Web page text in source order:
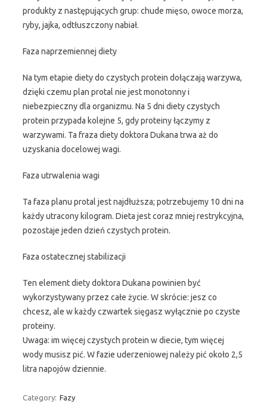
produkty z następujących grup: chude mięso, owoce morza,
ryby, jajka, odtłuszczony nabiał.
Faza naprzemiennej diety
Na tym etapie diety do czystych protein dołączają warzywa,
dzięki czemu plan protal nie jest monotonny i
niebezpieczny dla organizmu. Na 5 dni diety czystych
protein przypada kolejne 5, gdy proteiny łączymy z
warzywami. Ta fraza diety doktora Dukana trwa aż do
uzyskania docelowej wagi.
Faza utrwalenia wagi
Ta faza planu protal jest najdłuższa; potrzebujemy 10 dni na
każdy utracony kilogram. Dieta jest coraz mniej restrykcyjna,
pozostaje jeden dzień czystych protein.
Faza ostatecznej stabilizacji
Ten element diety doktora Dukana powinien być
wykorzystywany przez całe życie. W skrócie: jesz co
chcesz, ale w każdy czwartek sięgasz wyłącznie po czyste
proteiny.
Uwaga: im więcej czystych protein w diecie, tym więcej
wody musisz pić. W fazie uderzeniowej należy pić około 2,5
litra napojów dziennie.
Category: Fazy